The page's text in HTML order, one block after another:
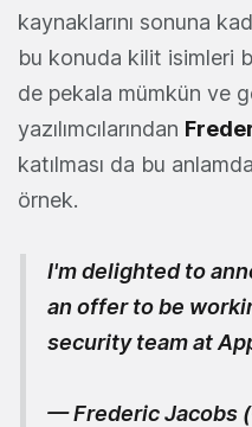
kaynaklarını sonuna
bu konuda kilit isimleri
de pekala mümkün ve
yazılımcılarından
katılması da bu
örnek.
I'm delighted to
an offer to be
security team at
— Frederic Jacobs